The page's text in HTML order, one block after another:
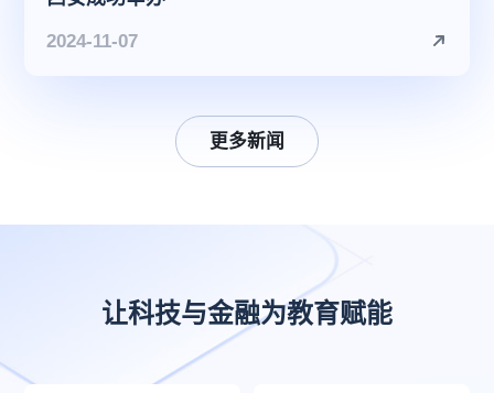
2024-11-07
更多新闻
让科技与金融为教育赋能